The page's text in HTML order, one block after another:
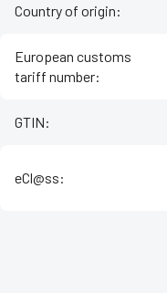
Country of origin:
European customs
tariff number:
GTIN:
eCl@ss: